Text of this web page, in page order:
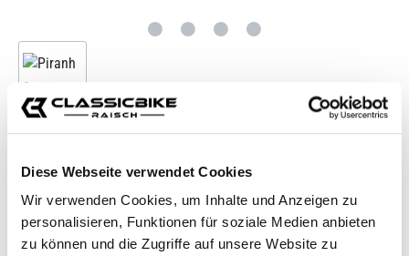
Diese Webseite verwendet Cookies
Wir verwenden Cookies, um Inhalte und Anzeigen zu
personalisieren, Funktionen für soziale Medien anbieten
zu können und die Zugriffe auf unsere Website zu